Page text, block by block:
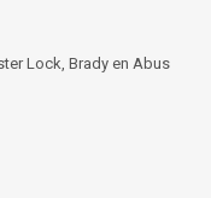
Lock, Brady en Abus